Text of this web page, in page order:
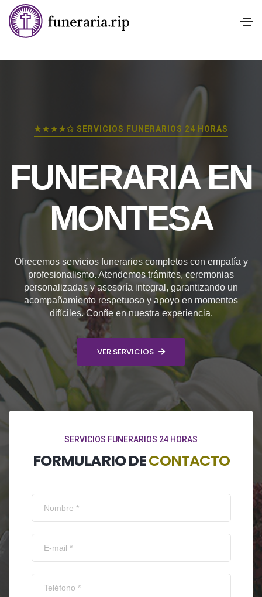
★★★★✩ SERVICIOS FUNERARIOS 24 HORAS
FUNERARIA EN
MONTESA
Ofrecemos servicios funerarios completos con empatía y
profesionalismo. Atendemos trámites, ceremonias
personalizadas y asesoría integral, garantizando un
acompañamiento respetuoso y apoyo en momentos
difíciles. Confíe en nuestra experiencia.
VER SERVICIOS
SERVICIOS FUNERARIOS 24 HORAS
FORMULARIO DECONTACTO